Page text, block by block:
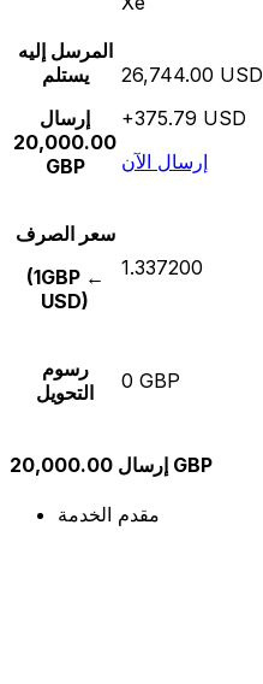
المرسل إليه
يستلم
إرسال
20,000.00
GBP
26,744.00 USD
+375.79 USD
إرسال الآن
سعر الصرف
(1GBP ←
USD)
1.337200
رسوم
التحويل
0 GBP
إرسال 20,000.00 GBP
مقدم الخدمة